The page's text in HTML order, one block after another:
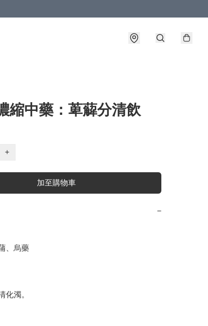
縮中藥：萆薢分清飲
+
加至購物車
−
、烏藥
化濁。